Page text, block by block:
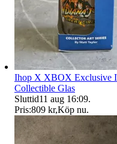
Ihop X XBOX Exclusive
Collectible Glas
Sluttid11 aug 16:09.
Pris:809 kr,Köp nu.